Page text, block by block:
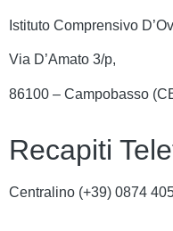
Istituto Comprensivo
Via D’Amato 3/p,
86100 – Campobasso
Recapiti
Centralino (+39) 0874